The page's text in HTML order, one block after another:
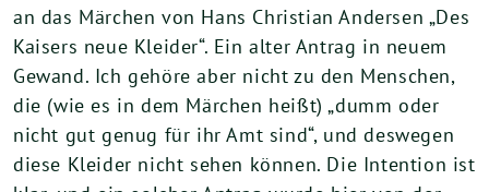
an das Märchen von Hans Christian Andersen „Des
Kaisers neue Kleider“. Ein alter Antrag in neuem
Gewand. Ich gehöre aber nicht zu den Menschen,
die (wie es in dem Märchen heißt) „dumm oder
nicht gut genug für ihr Amt sind“, und deswegen
diese Kleider nicht sehen können. Die Intention ist